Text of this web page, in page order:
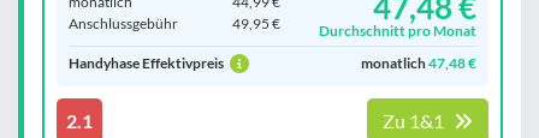
Anschluss­gebühr
49,95 €
Durchschnitt pro Monat
Handyhase Effektivpreis
monatlich47,48 €
2.1 Zu 1&1